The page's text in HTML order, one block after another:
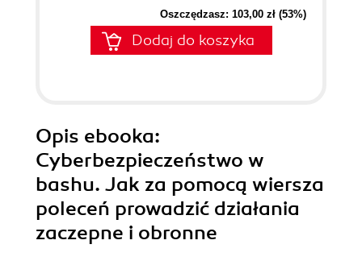
Oszczędzasz: 103,00 zł (53%)
Dodaj do koszyka
Opis ebooka:
Cyberbezpieczeństwo w
bashu. Jak za pomocą wiersza
poleceń prowadzić działania
zaczepne i obronne